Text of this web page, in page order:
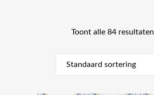
Toont alle 84 resultaten
Standaard sortering